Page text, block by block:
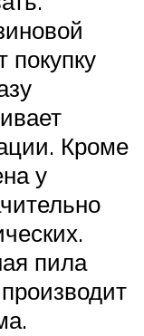
покупку
Кроме
у
пила